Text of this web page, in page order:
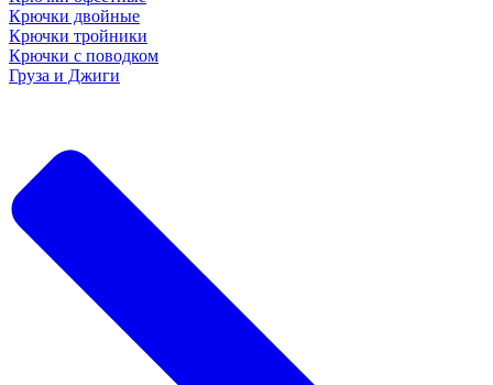
Крючки двойные
Крючки тройники
Крючки с поводком
Груза и Джиги